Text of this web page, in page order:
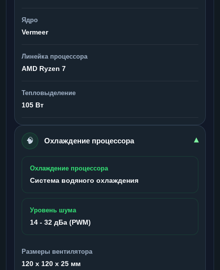
Ядро
Vermeer
Линейка процессора
AMD Ryzen 7
Тепловыделение
105 Вт
🧠 Охлаждение процессора ▾
Охлаждение процессора
Система водяного охлаждения
Уровень шума
14 - 32 дБа (PWM)
Размеры вентилятора
120 x 120 x 25 мм